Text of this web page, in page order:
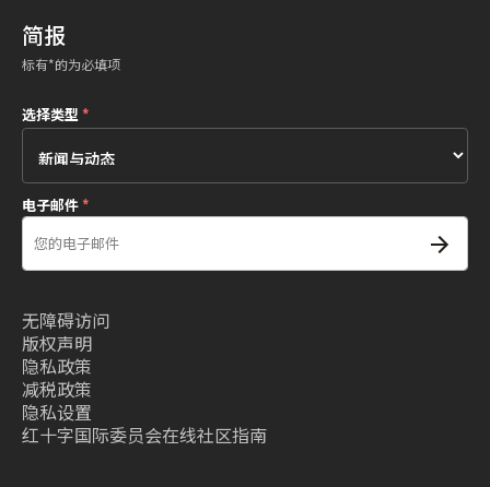
简报
标有*的为必填项
选择类型*
电子邮件*
无障碍访问
版权声明
隐私政策
减税政策
隐私设置
红十字国际委员会在线社区指南